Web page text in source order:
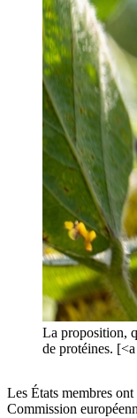
La proposition,
de protéines.
Les États membres
Commission